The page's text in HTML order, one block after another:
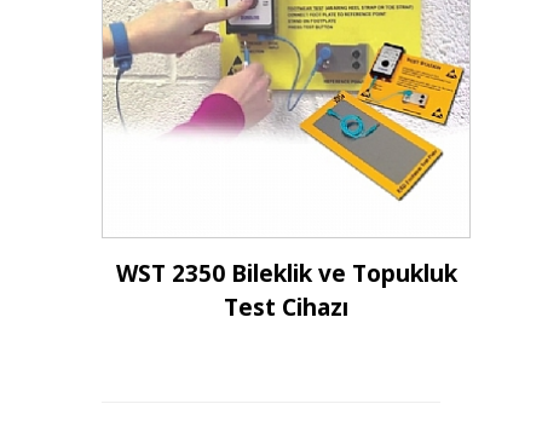
İncele
WST 2350 Bileklik ve Topukluk
Test Cihazı